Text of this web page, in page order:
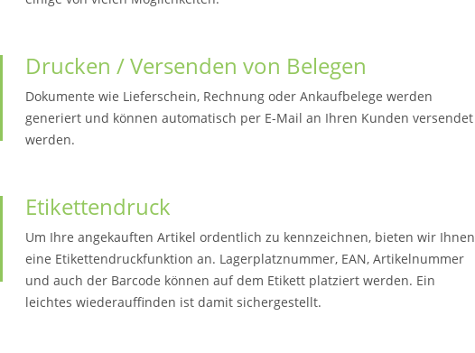
Drucken / Versenden von Belegen
Dokumente wie Lieferschein, Rechnung oder Ankaufbelege werden
generiert und können automatisch per E-Mail an Ihren Kunden versendet
werden.
Etikettendruck
Um Ihre angekauften Artikel ordentlich zu kennzeichnen, bieten wir Ihnen
eine Etikettendruckfunktion an. Lagerplatznummer, EAN, Artikelnummer
und auch der Barcode können auf dem Etikett platziert werden. Ein
leichtes wiederauffinden ist damit sichergestellt.